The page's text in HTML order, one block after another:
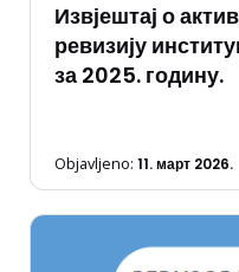
Извјештај о
ревизију
за 2025. годину.
Objavljeno: 11. март 2026.